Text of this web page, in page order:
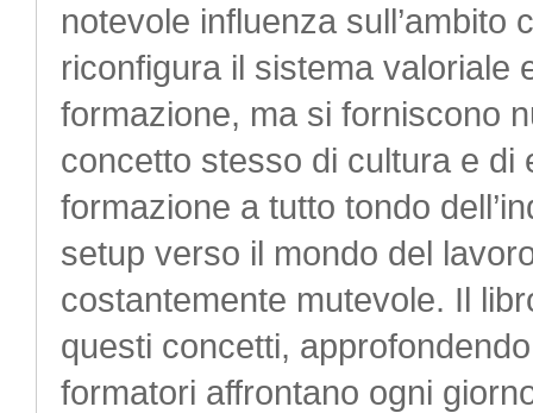
notevole influenza
riconfigura il sistema valoriale
formazione, ma si forniscono
concetto stesso di cultura e di
formazione a tutto tondo
setup verso il mondo del
costantemente mutevole. Il
questi concetti,
formatori affrontano ogni